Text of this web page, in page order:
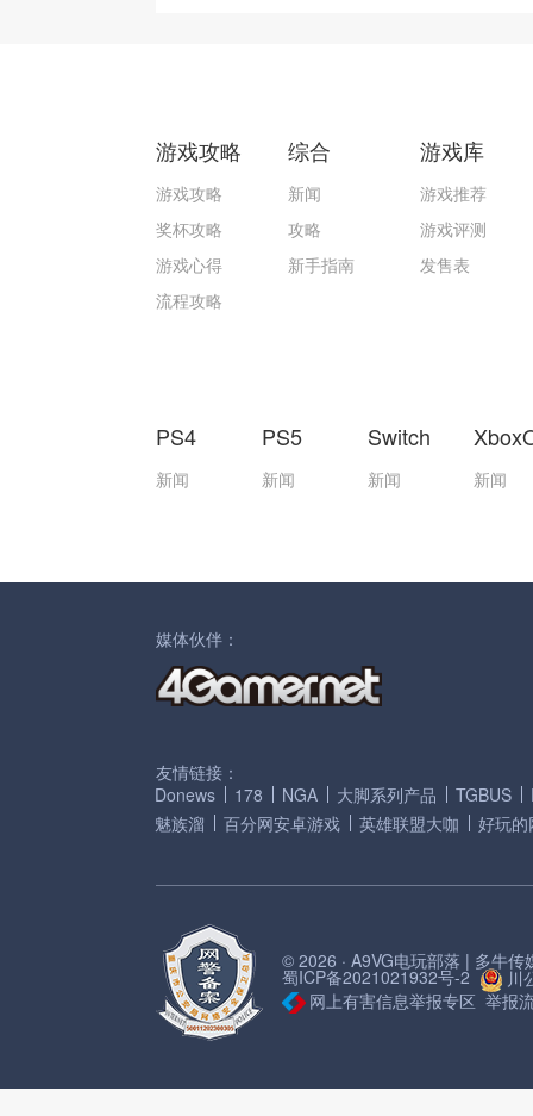
游戏攻略
游戏攻略
奖杯攻略
游戏心得
流程攻略
综合
新闻
攻略
新手指南
游戏库
游戏推荐
游戏评测
发售表
PS4
新闻
PS5
新闻
Switch
新闻 新闻
媒体伙伴：
友情链接：
Donews
178 NGA 大脚系列产品 TGBUS
魅族溜
百分网安卓游戏 英雄联盟大咖 好玩的
© 2026 · A9VG电玩部落 | 多牛传
蜀ICP备2021021932号-2
川
网上有害信息举报专区 举报